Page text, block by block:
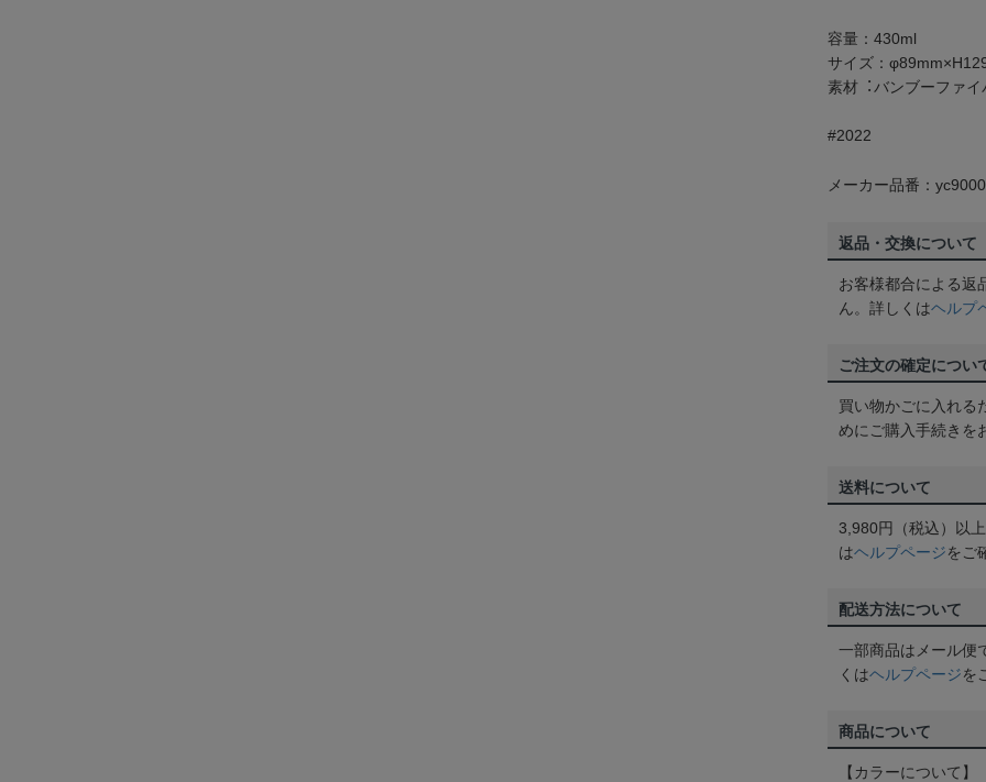
容量：430ml
サイズ：
素材︓バンブーファ
#2022
メーカー品番：
返品・交換について
お客様都合による返
ん。詳しくはヘルプ
ご注文の確定につい
買い物かごに入れる
めにご購入手続きを
送料について
3,980円（税込）以
はヘルプページをご
配送方法について
一部商品はメール便
くはヘルプページを
商品について
【カラーについて】